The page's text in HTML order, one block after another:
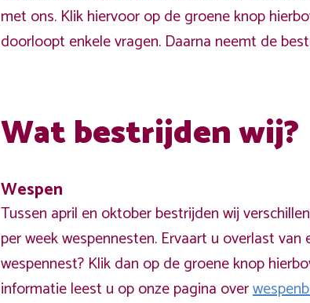
met ons. Klik hiervoor op de groene knop
doorloopt enkele vragen. Daarna neemt de
Wat bestrijden wij?
Wespen
Tussen april en oktober bestrijden wij
per week wespennesten. Ervaart u overlast van
wespennest? Klik dan op de groene knop
informatie leest u op onze pagina over